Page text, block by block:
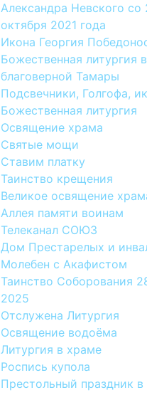
Александра Невского со
октября 2021 года
Икона Георгия
Божественная литургия
благоверной Тамары
Подсвечники, Голгофа,
Божественная литургия
Освящение храма
Святые мощи
Ставим платку
Таинство крещения
Великое освящение
Аллея памяти воинам
Телеканал СОЮЗ
Дом Престарелых и
Молебен с Акафистом
Таинство Соборования
2025
Отслужена Литургия
Освящение водоёма
Литургия в храме
Роспись купола
Престольный праздник в